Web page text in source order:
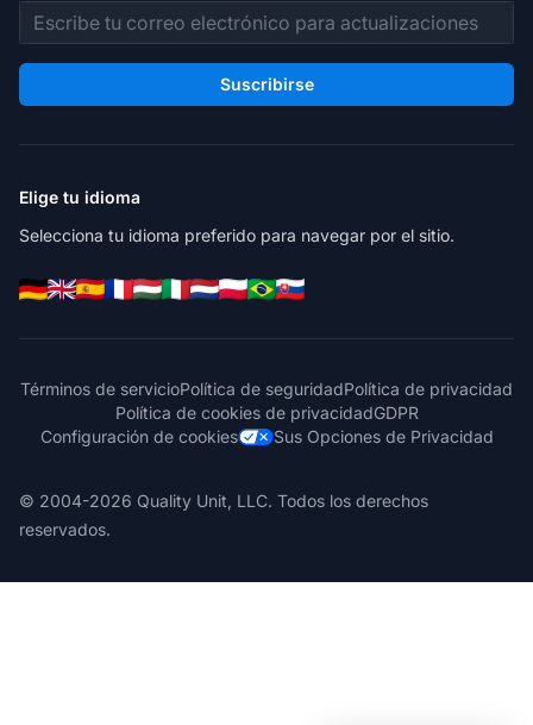
Dirección de correo electrónico
Suscribirse
Elige tu idioma
Selecciona tu idioma preferido para navegar por el sitio.
Términos de servicioPolítica de seguridadPolítica de privacidad
Política de cookies de privacidadGDPR
Configuración de cookies
Sus Opciones de Privacidad
© 2004-2026 Quality Unit, LLC. Todos los derechos
reservados.